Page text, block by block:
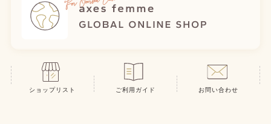
ショップリスト ご利用ガイド お問い合わせ